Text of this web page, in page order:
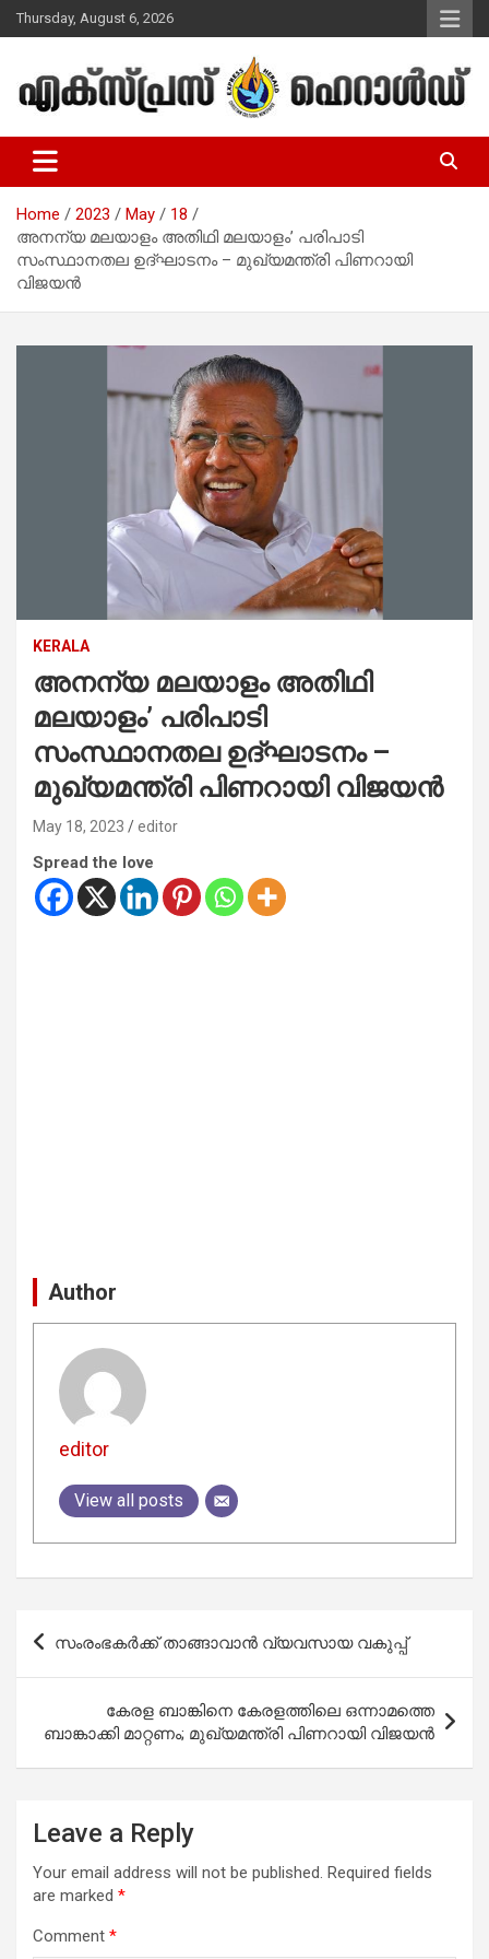
Skip
to
Thursday, August 6, 2026
Express Herald – Malayalam
Christian News
Home 2023 May
18
അനന്യ മലയാളം അതിഥി മലയാളം’ പരിപാടി
സംസ്ഥാനതല ഉദ്ഘാടനം – മുഖ്യമന്ത്രി പിണറായി
വിജയൻ
KERALA
അനന്യ മലയാളം അതിഥി
മലയാളം’ പരിപാടി
സംസ്ഥാനതല ഉദ്ഘാടനം –
മുഖ്യമന്ത്രി പിണറായി വിജയൻ
May 18, 2023 editor
Spread the love
Author
editor
View all posts
Post
navigation
സംരംഭകര്‍ക്ക് താങ്ങാവാന്‍ വ്യവസായ വകുപ്പ്
കേരള ബാങ്കിനെ കേരളത്തിലെ ഒന്നാമത്തെ
ബാങ്കാക്കി മാറ്റണം; മുഖ്യമന്ത്രി പിണറായി വിജയൻ
Leave a Reply
Your email address will not be published. Required fields
are marked *
Comment *